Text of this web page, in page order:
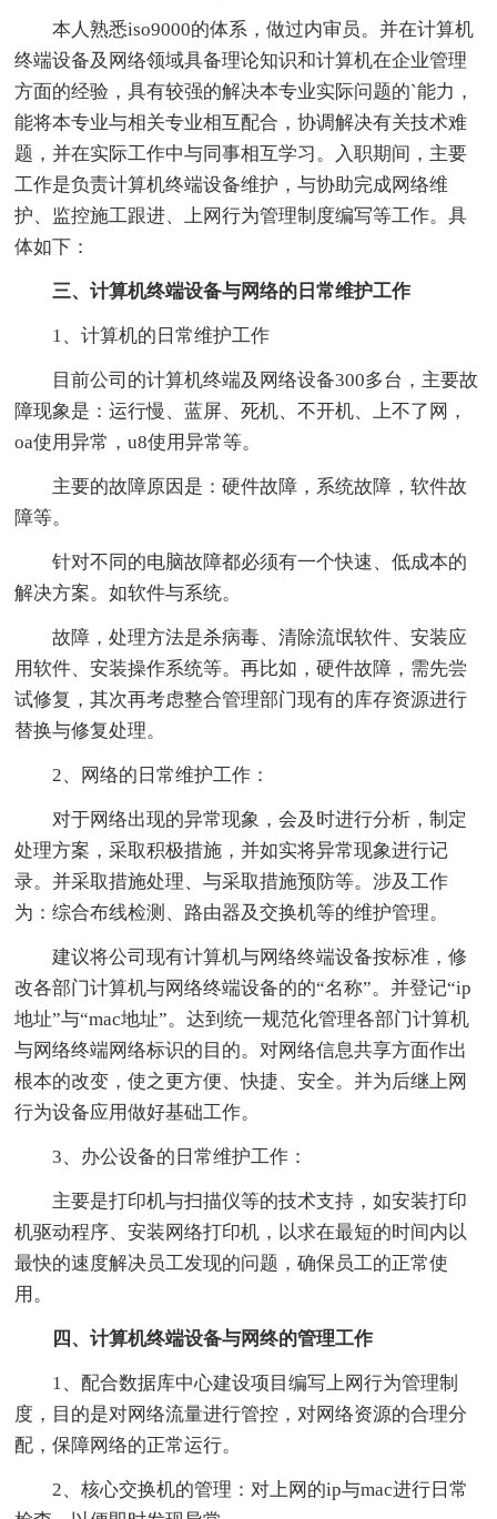
本人熟悉iso9000的体系，做过内审员。并在计算机
终端设备及网络领域具备理论知识和计算机在企业管理
方面的经验，具有较强的解决本专业实际问题的`能力，
能将本专业与相关专业相互配合，协调解决有关技术难
题，并在实际工作中与同事相互学习。入职期间，主要
工作是负责计算机终端设备维护，与协助完成网络维
护、监控施工跟进、上网行为管理制度编写等工作。具
体如下：
三、计算机终端设备与网络的日常维护工作
1、计算机的日常维护工作
目前公司的计算机终端及网络设备300多台，主要故
障现象是：运行慢、蓝屏、死机、不开机、上不了网，
oa使用异常，u8使用异常等。
主要的故障原因是：硬件故障，系统故障，软件故
障等。
针对不同的电脑故障都必须有一个快速、低成本的
解决方案。如软件与系统。
故障，处理方法是杀病毒、清除流氓软件、安装应
用软件、安装操作系统等。再比如，硬件故障，需先尝
试修复，其次再考虑整合管理部门现有的库存资源进行
替换与修复处理。
2、网络的日常维护工作：
对于网络出现的异常现象，会及时进行分析，制定
处理方案，采取积极措施，并如实将异常现象进行记
录。并采取措施处理、与采取措施预防等。涉及工作
为：综合布线检测、路由器及交换机等的维护管理。
建议将公司现有计算机与网络终端设备按标准，修
改各部门计算机与网络终端设备的的“名称”。并登记“ip
地址”与“mac地址”。达到统一规范化管理各部门计算机
与网络终端网络标识的目的。对网络信息共享方面作出
根本的改变，使之更方便、快捷、安全。并为后继上网
行为设备应用做好基础工作。
3、办公设备的日常维护工作：
主要是打印机与扫描仪等的技术支持，如安装打印
机驱动程序、安装网络打印机，以求在最短的时间内以
最快的速度解决员工发现的问题，确保员工的正常使
用。
四、计算机终端设备与网终的管理工作
1、配合数据库中心建设项目编写上网行为管理制
度，目的是对网络流量进行管控，对网络资源的合理分
配，保障网络的正常运行。
2、核心交换机的管理：对上网的ip与mac进行日常